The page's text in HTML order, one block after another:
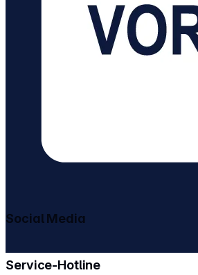
Service-Hotline
Social Media